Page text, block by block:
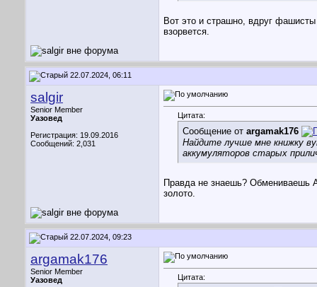
Вот это и страшно, вдруг
взорвется.
22.07.2024, 06:11
salgir
Senior Member
Уазовед
Регистрация: 19.09.2016
Сообщений: 2,031
Цитата:
Сообщение от argamak176
Найдите лучше мне книжку
аккумуляторов старых
Правда не знаешь? Обмениваешь
золото.
22.07.2024, 09:23
argamak176
Senior Member
Уазовед
Цитата: